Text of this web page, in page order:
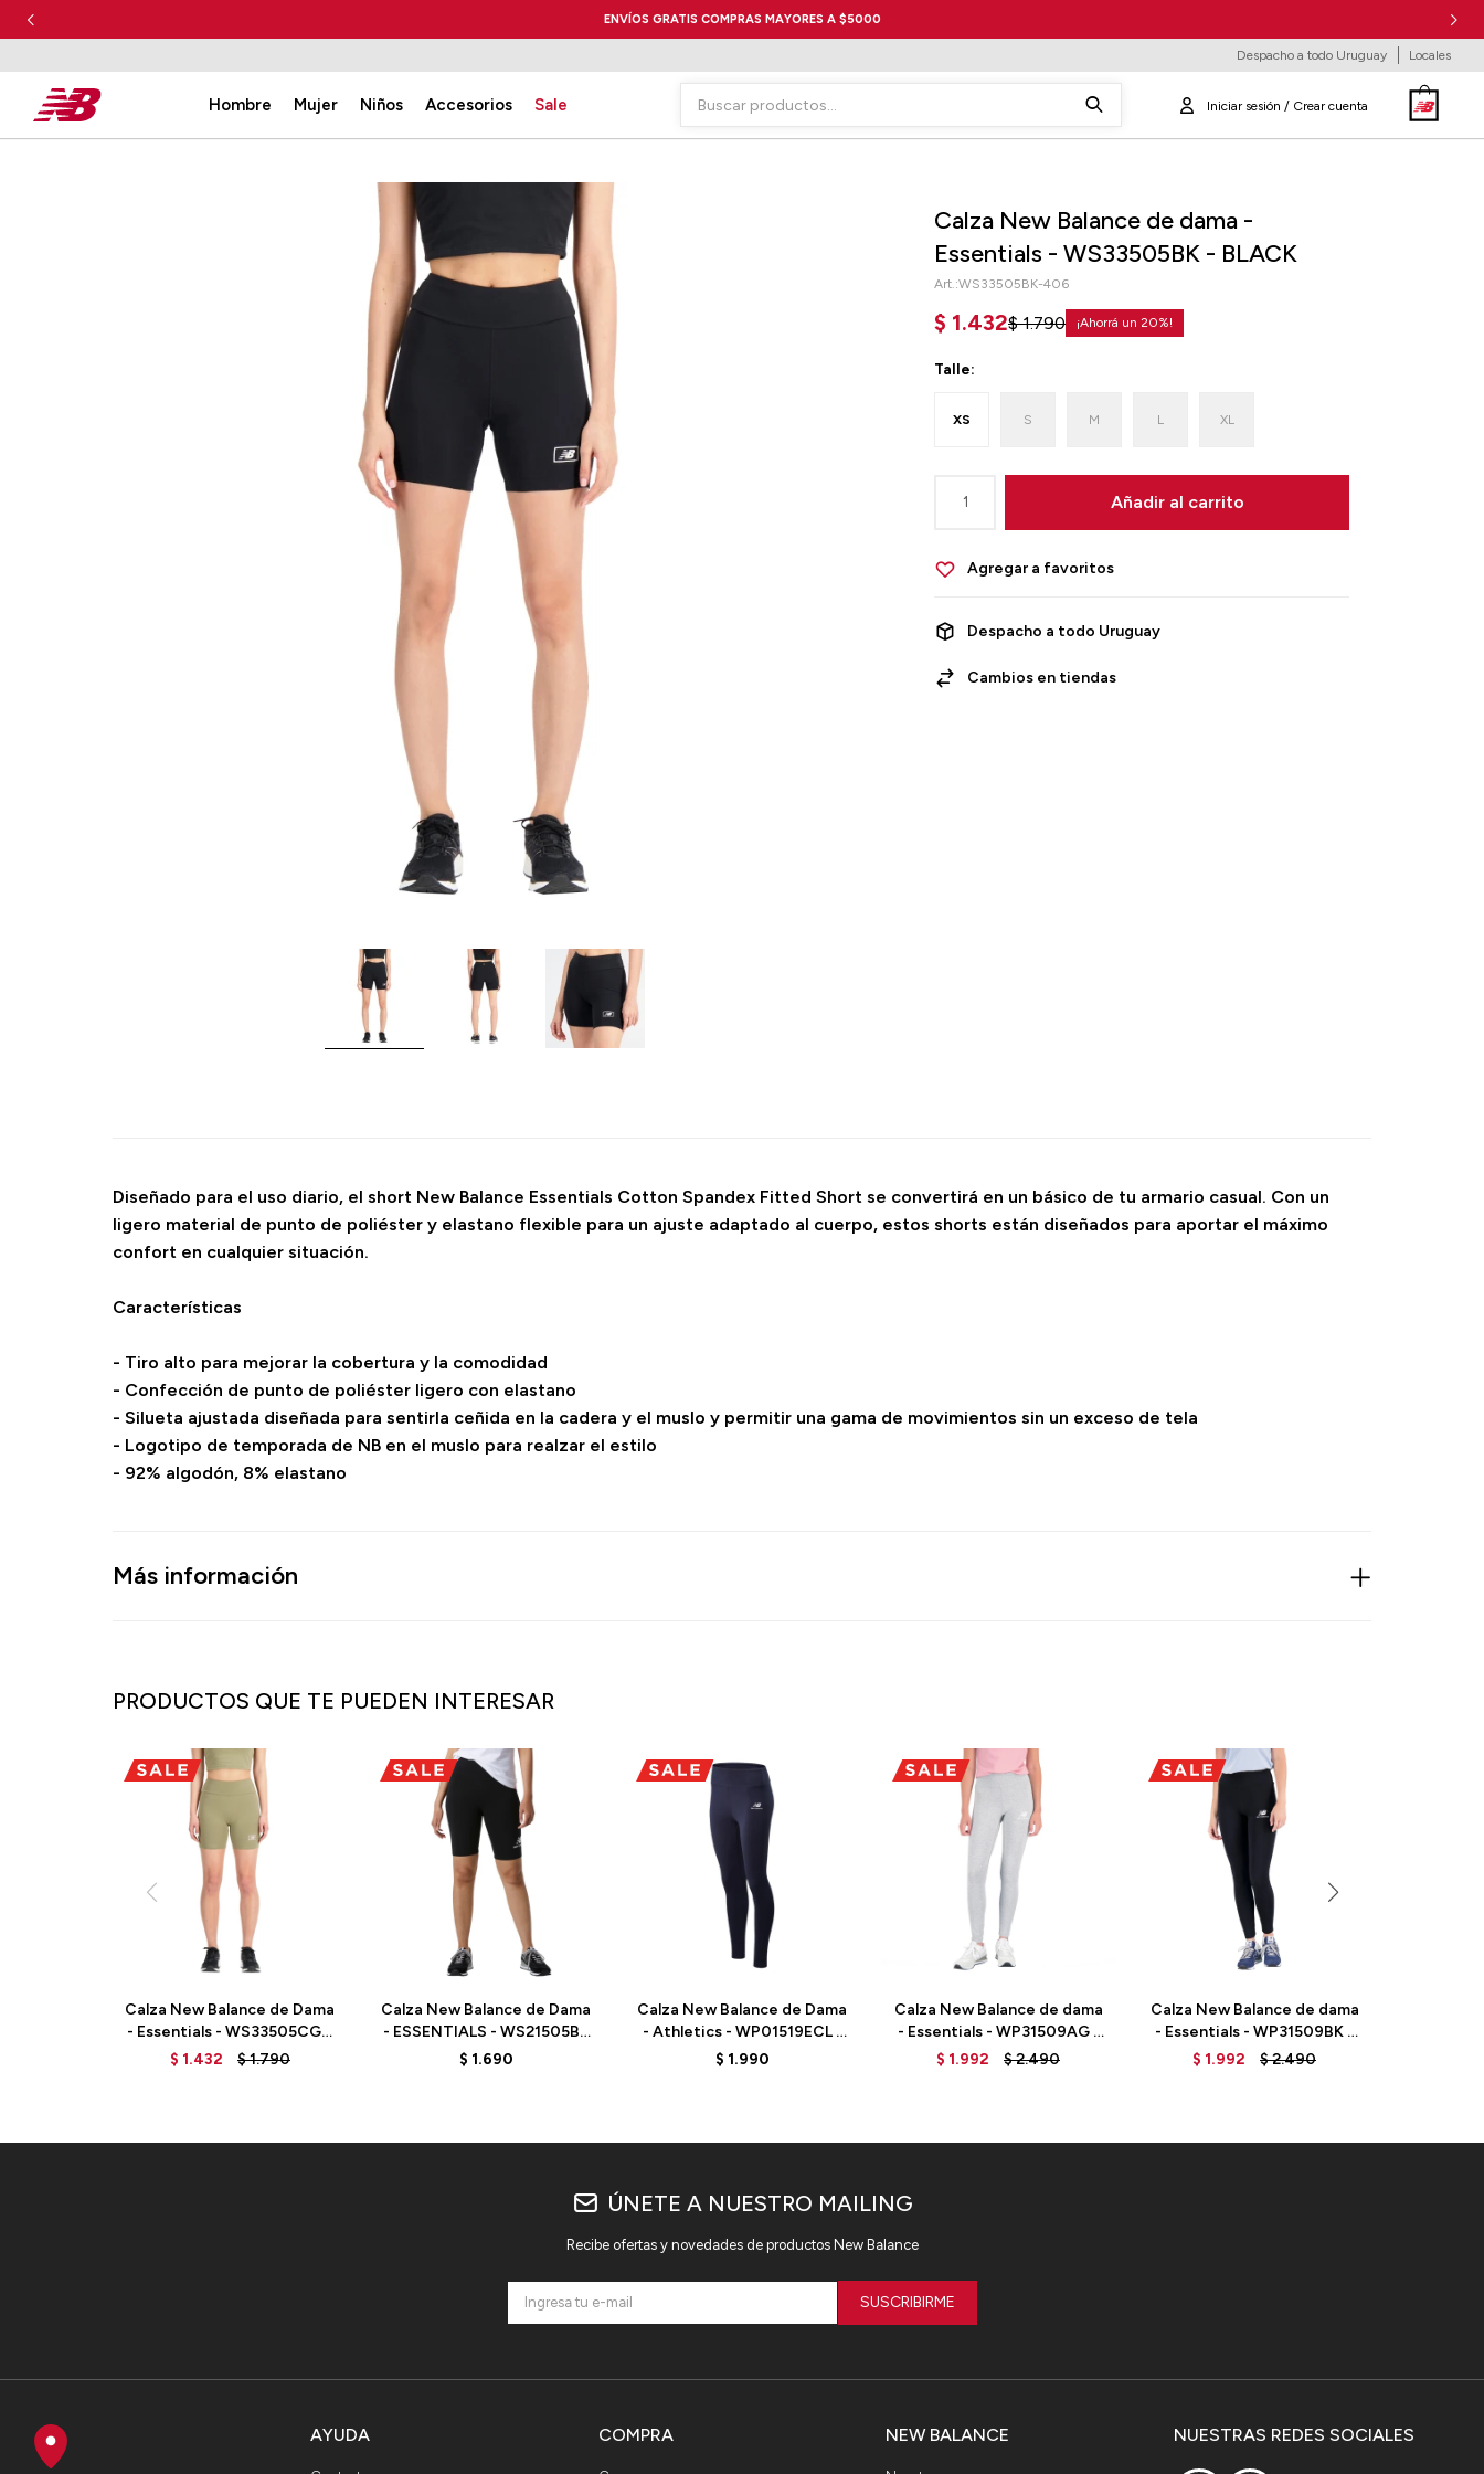
ENVÍOS GRATIS COMPRAS MAYORES A $5000
Hombre Mujer Niños Accesorios Sale
Despacho a todo Uruguay Locales
Calza New Balance de dama -
Essentials - WS33505BK - BLACK
WS33505BK-406
$ 1.432$ 1.790 20
Talle:
XS S M L XL
1 Añadir al carrito
Despacho a todo Uruguay
Cambios en tiendas
Diseñado para el uso diario, el short New Balance Essentials Cotton Spandex Fitted Short se convertirá en un básico de tu armario casual. Con un
ligero material de punto de poliéster y elastano flexible para un ajuste adaptado al cuerpo, estos shorts están diseñados para aportar el máximo
confort en cualquier situación.
Características
- Tiro alto para mejorar la cobertura y la comodidad
- Confección de punto de poliéster ligero con elastano
- Silueta ajustada diseñada para sentirla ceñida en la cadera y el muslo y permitir una gama de movimientos sin un exceso de tela
- Logotipo de temporada de NB en el muslo para realzar el estilo
- 92% algodón, 8% elastano
Más información
PRODUCTOS QUE TE PUEDEN INTERESAR
Calza New Balance de Dama
- Essentials - WS33505CGN
- GREEN
$ 1.432 $1.790
Calza New Balance de Dama
- ESSENTIALS - WS21505BK
- BLACK
$ 1.690
Calza New Balance de Dama
- Athletics - WP01519ECL -
ECLIPSE
$ 1.990
Calza New Balance de dama
- Essentials - WP31509AG -
GREY
$ 1.992 $2.490
Calza New Balance de dama
- Essentials - WP31509BK -
BLACK
$ 1.992 $2.490
AYUDA NEW BALANCE
COMPRA NUESTRAS REDES SOCIALES
ÚNETE A NUESTRO MAILING
Recibe ofertas y novedades de productos New Balance
SUSCRIBIRME